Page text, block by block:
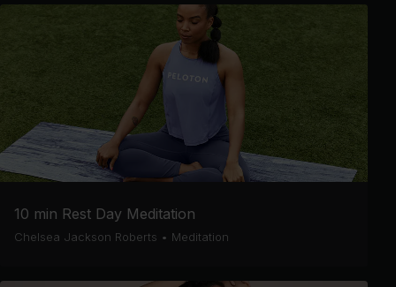
10 min Rest Day Meditation
Chelsea Jackson Roberts • Meditation